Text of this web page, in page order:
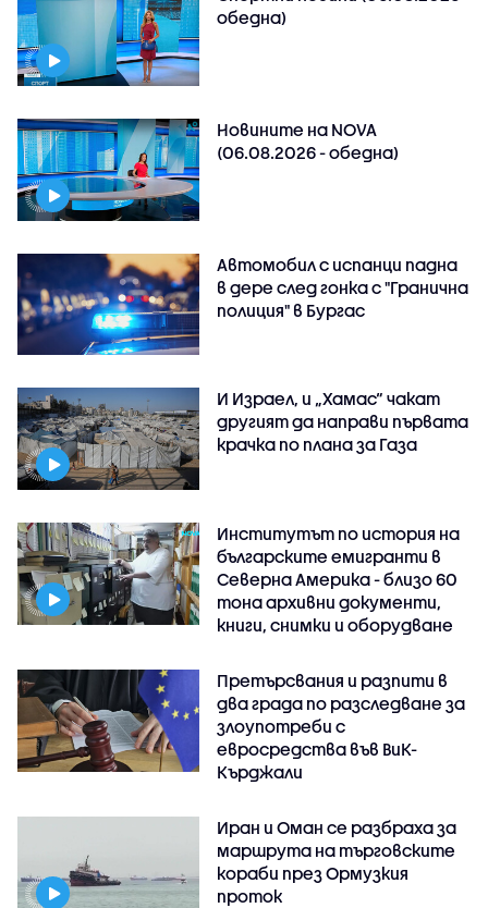
обедна)
Новините на NOVA
(06.08.2026 - обедна)
Автомобил с испанци падна
в дере след гонка с "Гранична
полиция" в Бургас
И Израел, и „Хамас“ чакат
другият да направи първата
крачка по плана за Газа
Институтът по история на
българските емигранти в
Северна Америка - близо 60
тона архивни документи,
книги, снимки и оборудване
Претърсвания и разпити в
два града по разследване за
злоупотреби с
евросредства във ВиК-
Кърджали
Иран и Оман се разбраха за
маршрута на търговските
кораби през Ормузкия
проток